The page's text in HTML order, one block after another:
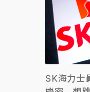
SK海力士